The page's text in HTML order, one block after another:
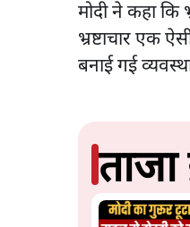
मोदी ने कहा कि
भ्रष्टाचार एक
बनाई गई